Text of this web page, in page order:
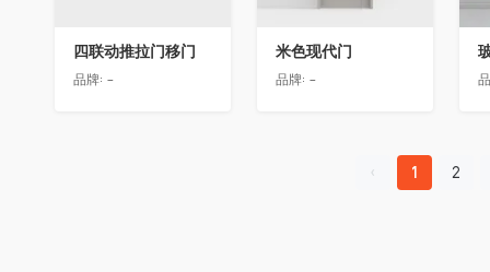
四联动推拉门移门
品牌: -
米色现代门
品牌: -
1 2